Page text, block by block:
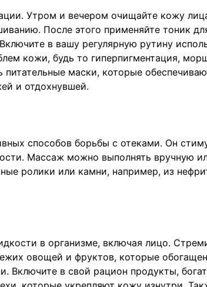
Утром и вечером очищайте кожу
После этого применяйте тоник
в вашу регулярную рутину
кожи, будь то гиперпигментация,
питательные маски, которые
и отдохнувшей.
способов борьбы с отеками. Он
Массаж можно выполнять вручную
ролики или камни, например, из
в организме, включая лицо.
овощей и фруктов, которые
Включите в свой рацион продукты,